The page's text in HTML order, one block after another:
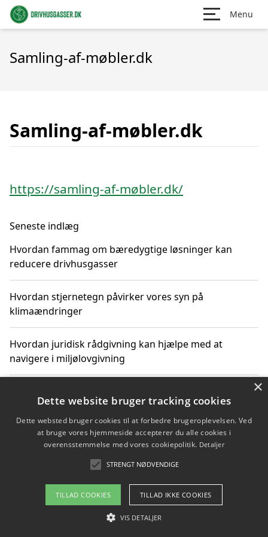
Menu
Samling-af-møbler.dk
Samling-af-møbler.dk
https://samling-af-møbler.dk/
Seneste indlæg
Hvordan fammag om bæredygtige løsninger kan
reducere drivhusgasser
Hvordan stjernetegn påvirker vores syn på
klimaændringer
Hvordan juridisk rådgivning kan hjælpe med at
navigere i miljølovgivning
Hvordan spil og underholdning online kan inspirere til
bæredygtige valg
Køb produkter i danske webshops for at spare på
transport og nedbringe CO2-udledning
Copyright 2026 - Pilanto Aps
Om / kontakt
×
Dette website bruger tracking cookies
Dette websted bruger cookies til at forbedre brugeroplevelsen. Ved
at bruge vores hjemmeside accepterer du alle cookies i
overensstemmelse med vores cookiepolitik. Detaljer
STRENGT NØDVENDIGE
TILLAD COOKIES TILLAD IKKE COOKIES
VIS DETALJER